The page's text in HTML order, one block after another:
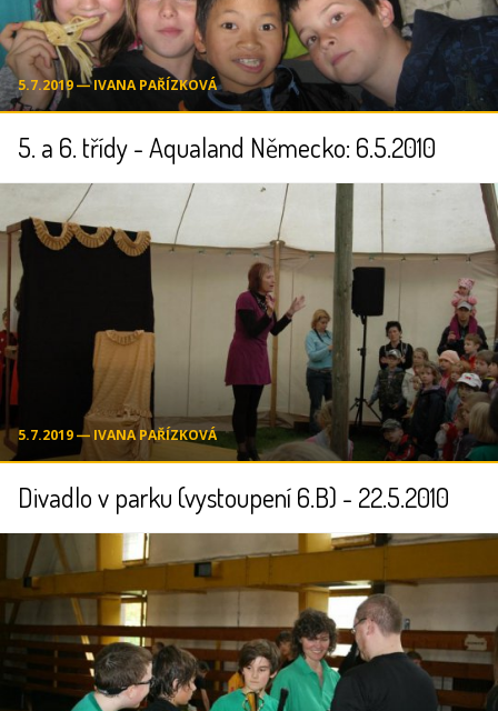
5.7.2019 ― IVANA PAŘÍZKOVÁ
5. a 6. třídy - Aqualand Německo: 6.5.2010
5.7.2019 ― IVANA PAŘÍZKOVÁ
Divadlo v parku (vystoupení 6.B) - 22.5.2010